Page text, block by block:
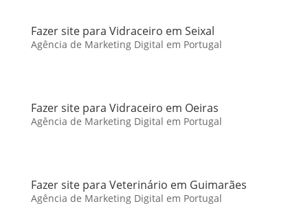
Fazer site para Vidraceiro em Seixal
Agência de Marketing Digital em Portugal
Fazer site para Vidraceiro em Oeiras
Agência de Marketing Digital em Portugal
Fazer site para Veterinário em Guimarães
Agência de Marketing Digital em Portugal